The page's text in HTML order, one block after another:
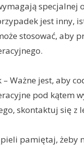
jest inny,
stosować, aby
Ważne jest, aby
pod kątem
skontaktuj się z
pamiętaj, żeby